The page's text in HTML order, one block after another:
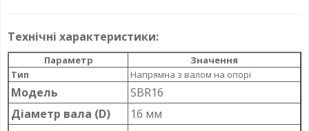
Технічні характеристики:
Параметр
Значення
Тип
Напрямна з валом на опорі
Модель
SBR16
Діаметр вала (D)
16 мм